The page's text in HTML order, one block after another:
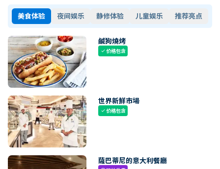
美食体验 夜间娱乐 静修体验 儿童娱乐 推荐亮点
鹹狗燒烤
check价格包含
世界新鮮市場
check价格包含
薩巴蒂尼的意大利餐廳